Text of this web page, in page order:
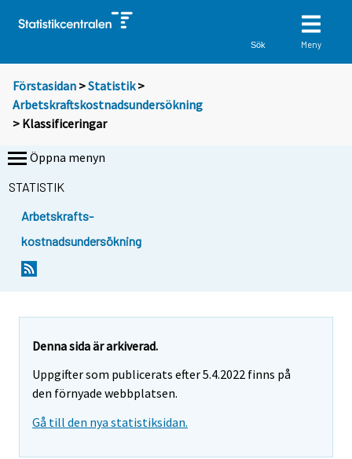
Sök Meny
Förstasidan >Statistik >
Arbetskraftskostnadsundersökning
> Klassificeringar
Öppna menyn
STATISTIK
Arbetskrafts-
kostnadsundersökning
Denna sida är arkiverad.
Uppgifter som publicerats efter 5.4.2022 finns på
den förnyade webbplatsen.
Gå till den nya statistiksidan.